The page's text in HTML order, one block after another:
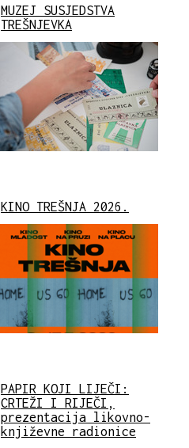
MUZEJ SUSJEDSTVA
TREŠNJEVKA
KINO TREŠNJA 2026.
PAPIR KOJI LIJEČI:
CRTEŽI I RIJEČI,
prezentacija likovno-
književne radionice